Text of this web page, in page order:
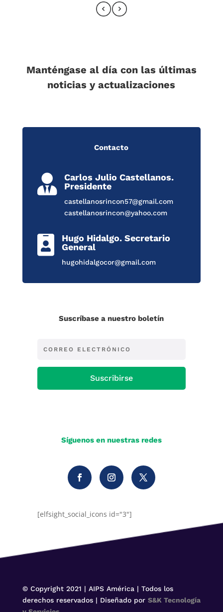
Manténgase al día con las últimas
noticias y actualizaciones
Contacto

Carlos Julio Castellanos.
Presidente
castellanosrincon57@gmail.com
castellanosrincon@yahoo.com

Hugo Hidalgo. Secretario
General
hugohidalgocor@gmail.com
Suscríbase a nuestro boletín
Suscribirse
Síguenos en nuestras redes
[elfsight_social_icons id="3"]
© Copyright 2021 | AIPS América | Todos los
derechos reservados | Diseñado por S&K Tecnología